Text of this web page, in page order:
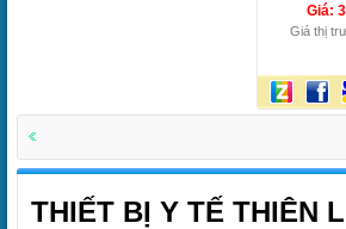
Giá:
Giá thị
THIẾT BỊ Y TẾ THIÊN